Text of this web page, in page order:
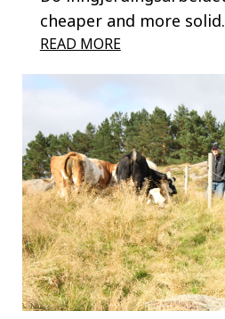
cheaper and more solid.
READ MORE